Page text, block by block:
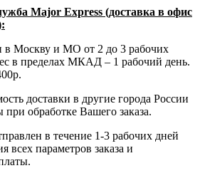
Major Express (доставка в офис
в Москву и МО от 2 до 3 рабочих
в пределах МКАД – 1 рабочий день.
доставки в другие города России
при обработке Вашего заказа.
в течение 1-3 рабочих дней
всех параметров заказа и